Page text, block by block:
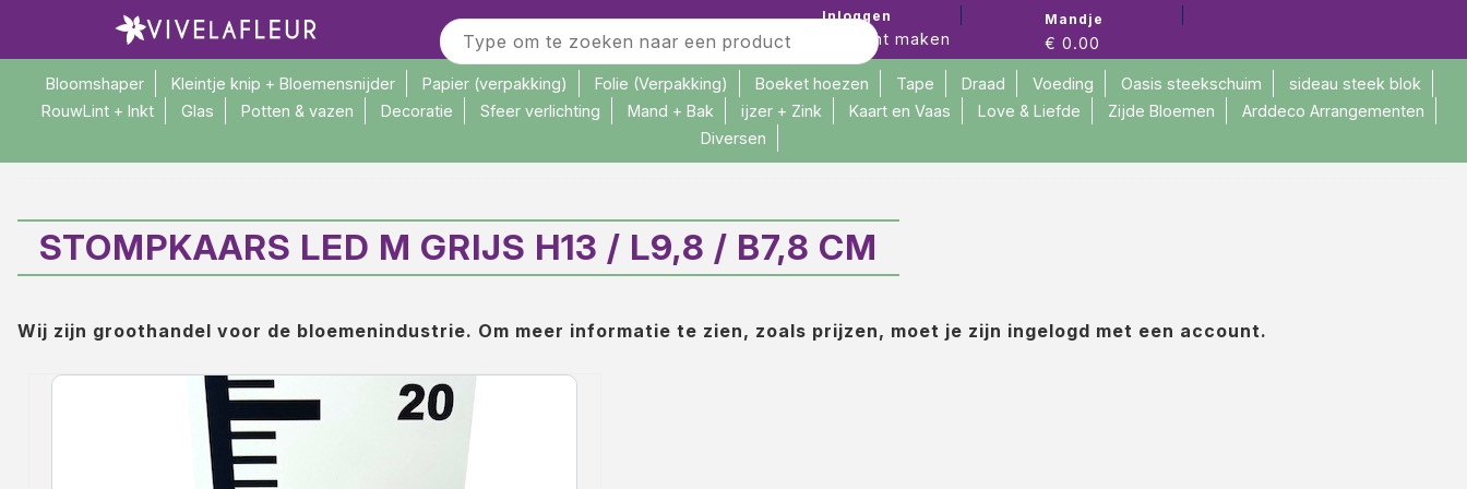
Inloggen
Account maken
Mandje
€ 0.00
Bloomshaper Kleintje knip + Bloemensnijder Papier (verpakking) Folie (Verpakking) Boeket hoezen Tape Draad Voeding Oasis steekschuim
sideau steek blok
RouwLint + Inkt
Glas Potten & vazen Decoratie Sfeer verlichting Mand + Bak ijzer + Zink Kaart en Vaas Love & Liefde Zijde Bloemen
Arddeco Arrangementen
Diversen
STOMPKAARS LED M GRIJS H13 / L9,8 / B7,8 CM
Wij zijn groothandel voor de bloemenindustrie. Om meer informatie te zien, zoals prijzen, moet je zijn ingelogd met een account.